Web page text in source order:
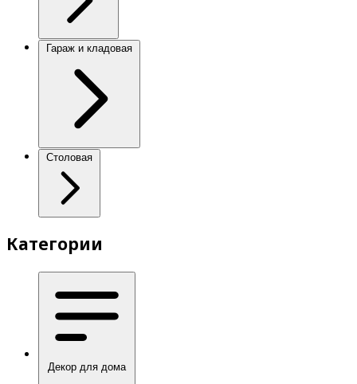
Гараж и кладовая
Столовая
Категории
Декор для дома